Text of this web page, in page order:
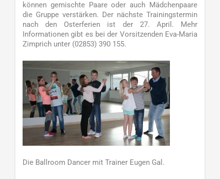
können gemischte Paare oder auch Mädchenpaare
die Gruppe verstärken. Der nächste Trainingstermin
nach den Osterferien ist der 27. April. Mehr
Informationen gibt es bei der Vorsitzenden Eva-Maria
Zimprich unter (02853) 390 155.
Die Ballroom Dancer mit Trainer Eugen Gal.